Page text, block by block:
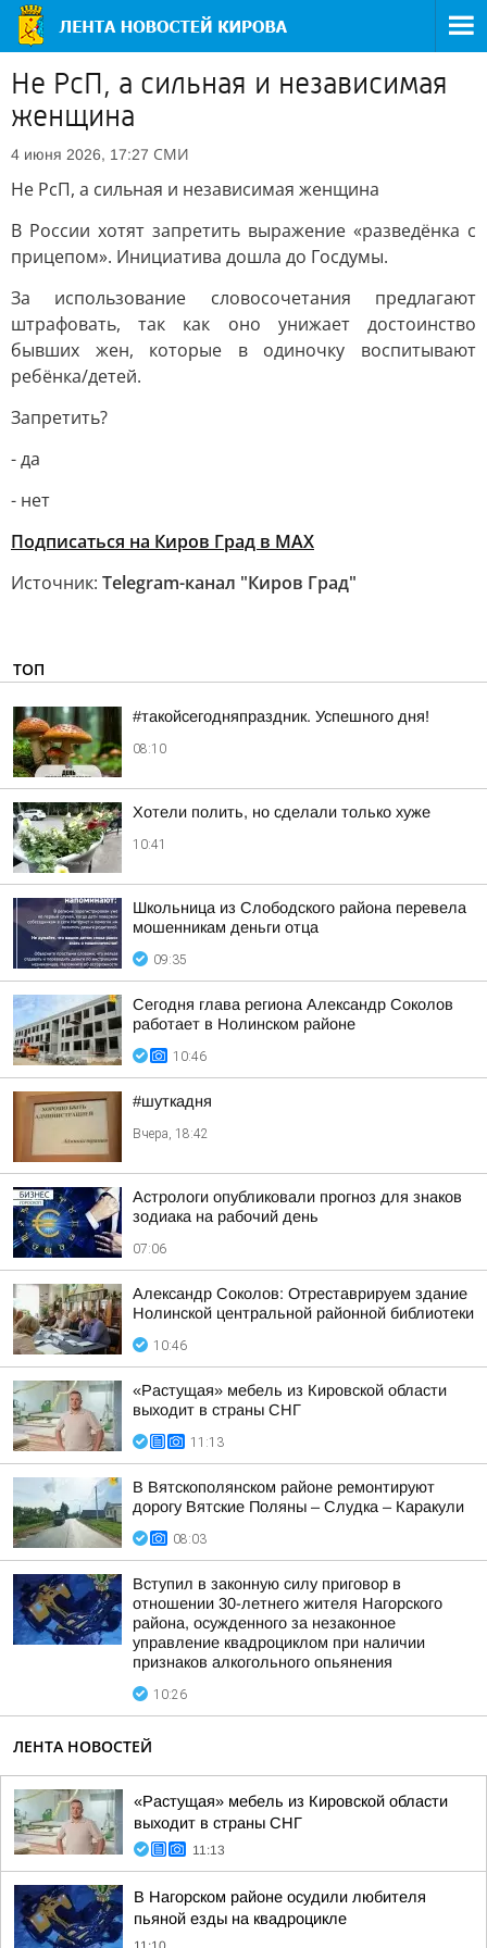
Не РсП, а сильная и независимая
женщина
4 июня 2026, 17:27 СМИ
Не РсП, а сильная и независимая женщина
В России хотят запретить выражение «разведёнка с
прицепом». Инициатива дошла до Госдумы.
За использование словосочетания предлагают
штрафовать, так как оно унижает достоинство
бывших жен, которые в одиночку воспитывают
ребёнка/детей.
Запретить?
- да
- нет
Подписаться на Киров Град в МАХ
Источник: Telegram-канал "Киров Град"
ТОП
#такойсегодняпраздник. Успешного дня!
08:10
Хотели полить, но сделали только хуже
10:41
Школьница из Слободского района перевела
мошенникам деньги отца
09:35
Сегодня глава региона Александр Соколов
работает в Нолинском районе
10:46
#шуткадня
Вчера, 18:42
Астрологи опубликовали прогноз для знаков
зодиака на рабочий день
07:06
Александр Соколов: Отреставрируем здание
Нолинской центральной районной библиотеки
10:46
«Растущая» мебель из Кировской области
выходит в страны СНГ
11:13
В Вятскополянском районе ремонтируют
дорогу Вятские Поляны – Слудка – Каракули
08:03
Вступил в законную силу приговор в
отношении 30-летнего жителя Нагорского
района, осужденного за незаконное
управление квадроциклом при наличии
признаков алкогольного опьянения
10:26
ЛЕНТА НОВОСТЕЙ
«Растущая» мебель из Кировской области
выходит в страны СНГ
11:13
В Нагорском районе осудили любителя
пьяной езды на квадроцикле